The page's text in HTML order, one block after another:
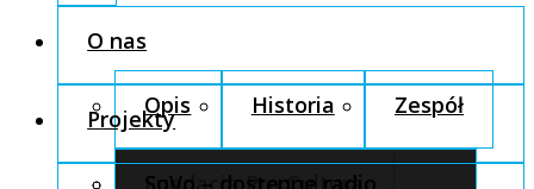
O nas
Opis Historia Zespół
Fundacja Pro Cultura
Projekty
SoVo – dostępne radio